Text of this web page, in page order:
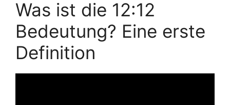
Was ist die 12:12
Bedeutung? Eine erste
Definition